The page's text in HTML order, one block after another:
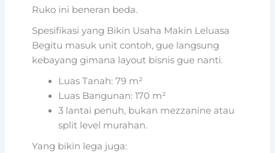
Ruko ini beneran beda.
Spesifikasi yang Bikin Usaha Makin Leluasa
Begitu masuk unit contoh, gue langsung
kebayang gimana layout bisnis gue nanti.
Luas Tanah: 79 m²
Luas Bangunan: 170 m²
3 lantai penuh, bukan mezzanine atau
split level murahan.
Yang bikin lega juga: